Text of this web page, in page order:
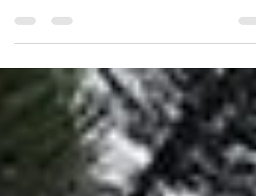
La Toscana è una regione ricca di borghi medievali, città
Borgo Santa Cristina potrai facilmente raggiungere
alcune delle destinazioni più affascinanti del territorio,
come San Gimignano, Volterra, Siena, Monteriggioni e
Certaldo. Scopri le migliori gite da fare in giornata e
lasciati conquistare dalla bellezza autentica della Toscana.